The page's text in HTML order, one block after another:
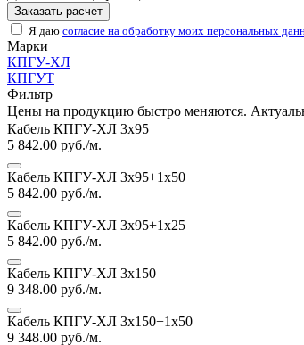
Заказать расчет
Я даю согласие на обработку моих персональных
Марки
КПГУ-ХЛ
КПГУТ
Фильтр
Цены на продукцию быстро меняются.
Кабель КПГУ-ХЛ 3х95
5 842.00 руб./м.
Кабель КПГУ-ХЛ 3х95+1х50
5 842.00 руб./м.
Кабель КПГУ-ХЛ 3х95+1х25
5 842.00 руб./м.
Кабель КПГУ-ХЛ 3х150
9 348.00 руб./м.
Кабель КПГУ-ХЛ 3х150+1х50
9 348.00 руб./м.